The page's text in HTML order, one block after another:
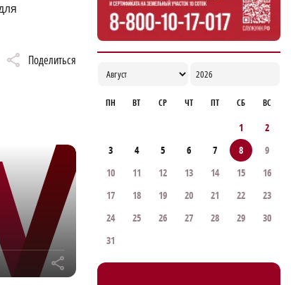
Поделиться
r
ПН ВТ СР ЧТ ПТ СБ ВС
1
2
3
4 5 6 7 8
9
10
11 12 13 14 15
16
17
18 19 20 21 22
23
24
25 26 27 28 29
30
31